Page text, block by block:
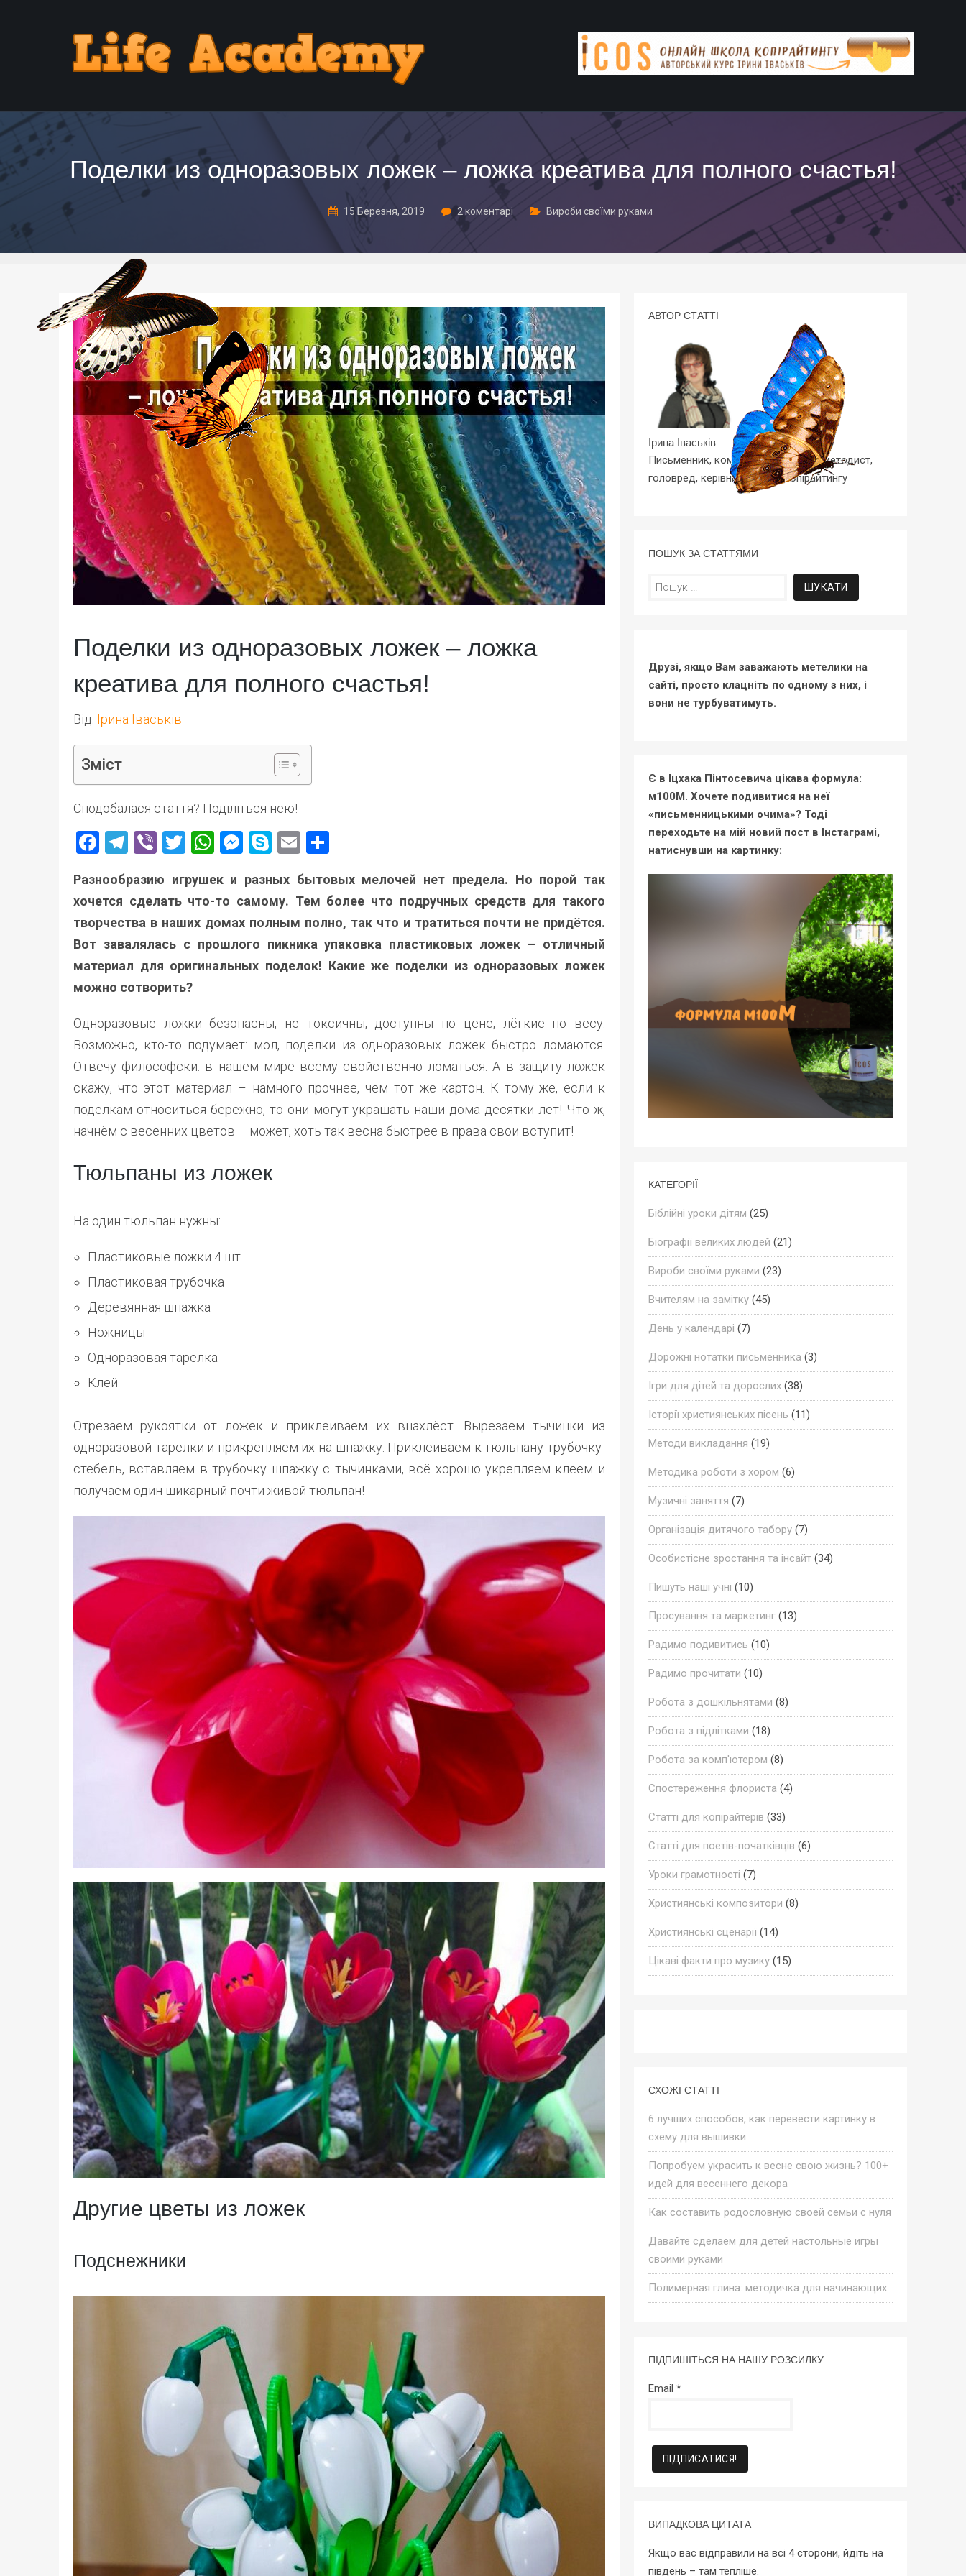
Поделки из одноразовых ложек – ложка креатива для полного счастья!
15 Березня, 2019 2 коментарі Вироби своїми руками
Поделки из одноразовых ложек – ложка
креатива для полного счастья!
Від: Ірина Іваськів
Зміст
Сподобалася стаття? Поділіться нею!
Facebook
Telegram
ViberTwitter
WhatsApp
Messenger
Skype
Email
Разнообразию игрушек и разных бытовых мелочей нет предела. Но порой так
хочется сделать что-то самому. Тем более что подручных средств для такого
творчества в наших домах полным полно, так что и тратиться почти не придётся.
Вот завалялась с прошлого пикника упаковка пластиковых ложек – отличный
материал для оригинальных поделок! Какие же поделки из одноразовых ложек
можно сотворить?
Одноразовые ложки безопасны, не токсичны, доступны по цене, лёгкие по весу.
Возможно, кто-то подумает: мол, поделки из одноразовых ложек быстро ломаются.
Отвечу философски: в нашем мире всему свойственно ломаться. А в защиту ложек
скажу, что этот материал – намного прочнее, чем тот же картон. К тому же, если к
поделкам относиться бережно, то они могут украшать наши дома десятки лет! Что ж,
начнём с весенних цветов – может, хоть так весна быстрее в права свои вступит!
Тюльпаны из ложек
На один тюльпан нужны:
Пластиковые ложки 4 шт.
Пластиковая трубочка
Деревянная шпажка
Ножницы
Одноразовая тарелка
Клей
Отрезаем рукоятки от ложек и приклеиваем их внахлёст. Вырезаем тычинки из
одноразовой тарелки и прикрепляем их на шпажку. Приклеиваем к тюльпану трубочку-
стебель, вставляем в трубочку шпажку с тычинками, всё хорошо укрепляем клеем и
получаем один шикарный почти живой тюльпан!
Другие цветы из ложек
Подснежники
АВТОР СТАТТІ
Ірина Іваськів
Письменник, композитор, вчитель-методист,
головред, керівник Школи Копірайтингу
ПОШУК ЗА СТАТТЯМИ
Пошук:
Друзі, якщо Вам заважають метелики на
сайті, просто клацніть по одному з них, і
вони не турбуватимуть.
Є в Іцхака Пінтосевича цікава формула:
м100М. Хочете подивитися на неї
«письменницькими очима»? Тоді
переходьте на мій новий пост в Інстаграмі,
натиснувши на картинку:
КАТЕГОРІЇ
Біблійні уроки дітям (25)
Біографії великих людей (21)
Вироби своїми руками (23)
Вчителям на замітку(45)
День у календарі (7)
Дорожні нотатки письменника (3)
Ігри для дітей та дорослих(38)
Історії християнських пісень (11)
Методи викладання (19)
Методика роботи з хором (6)
Музичні заняття (7)
Організація дитячого табору(7)
Особистісне зростання та інсайт(34)
Пишуть наші учні (10)
Просування та маркетинг(13)
Радимо подивитись (10)
Радимо прочитати (10)
Робота з дошкільнятами (8)
Робота з підлітками (18)
Робота за комп'ютером (8)
Спостереження флориста (4)
Статті для копірайтерів (33)
Статті для поетів-початківців (6)
Уроки грамотності (7)
Християнські композитори (8)
Християнські сценарії(14)
Цікаві факти про музику(15)
СХОЖІ СТАТТІ
6 лучших способов, как перевести картинку в
схему для вышивки
Попробуем украсить к весне свою жизнь? 100+
идей для весеннего декора
Как составить родословную своей семьи с нуля
Давайте сделаем для детей настольные игры
своими руками
Полимерная глина: методичка для начинающих
ПІДПИШІТЬСЯ НА НАШУ РОЗСИЛКУ
Email *
ВИПАДКОВА ЦИТАТА
Якщо вас відправили на всі 4 сторони, йдіть на
південь – там тепліше.